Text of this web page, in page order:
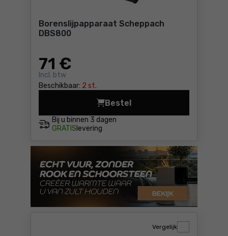
Borenslijpapparaat Scheppach
DBS800
71 €
Incl. btw
Beschikbaar: 2 st.
Bij u binnen 3 dagen
GRATIS levering
Bestel
Borenslijpapparaat
Vergelijk